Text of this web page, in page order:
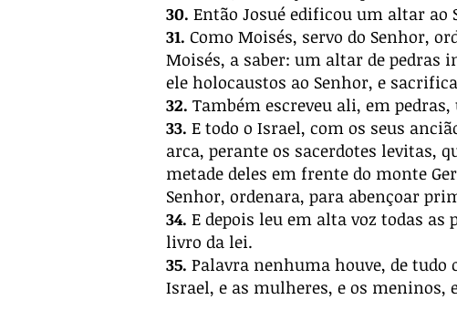
30. Então Josué edificou um altar ao
31. Como Moisés, servo do Senhor,
Moisés, a saber: um altar de pedras
ele holocaustos ao Senhor, e
32. Também escreveu ali, em
33. E todo o Israel, com os seus
arca, perante os sacerdotes levitas,
metade deles em frente do monte
Senhor, ordenara, para abençoar
34. E depois leu em alta voz todas
livro da lei.
35. Palavra nenhuma houve, de tudo
Israel, e as mulheres, e os meninos,